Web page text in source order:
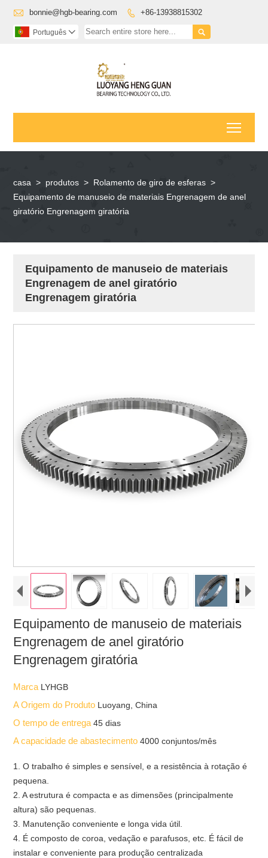
 bonnie@hgb-bearing.com  +86-13938815302

Português 
casa > produtos > Rolamento de giro de esferas >
Equipamento de manuseio de materiais Engrenagem de anel
giratório Engrenagem giratória
Equipamento de manuseio de materiais
Engrenagem de anel giratório
Engrenagem giratória
Equipamento de manuseio de materiais
Engrenagem de anel giratório
Engrenagem giratória
Marca LYHGB
A Origem do Produto Luoyang, China
O tempo de entrega45 dias
A capacidade de abastecimento4000 conjuntos/mês
1. O trabalho é simples e sensível, e a resistência à rotação é
pequena.
2. A estrutura é compacta e as dimensões (principalmente
altura) são pequenas.
3. Manutenção conveniente e longa vida útil.
4. É composto de coroa, vedação e parafusos, etc. É fácil de
instalar e conveniente para produção centralizada